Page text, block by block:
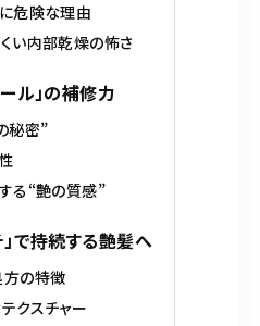
危険な理由
い内部乾燥の怖さ
ル」の補修力
秘密”
る“艶の質感”
で持続する艶髪へ
の特徴
クスチャー